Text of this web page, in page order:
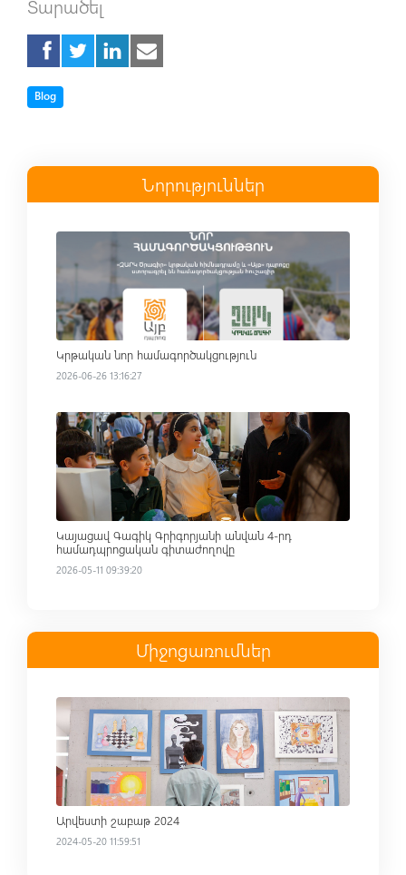
Տարածել
TagBlog
Նորություններ
Read more
Կրթական նոր համագործակցություն
2026-06-26 13:16:27
Read more
Կայացավ Գագիկ Գրիգորյանի անվան 4-րդ
համադպրոցական գիտաժողովը
2026-05-11 09:39:20
Միջոցառումներ
Read more
Արվեստի շաբաթ 2024
2024-05-20 11:59:51